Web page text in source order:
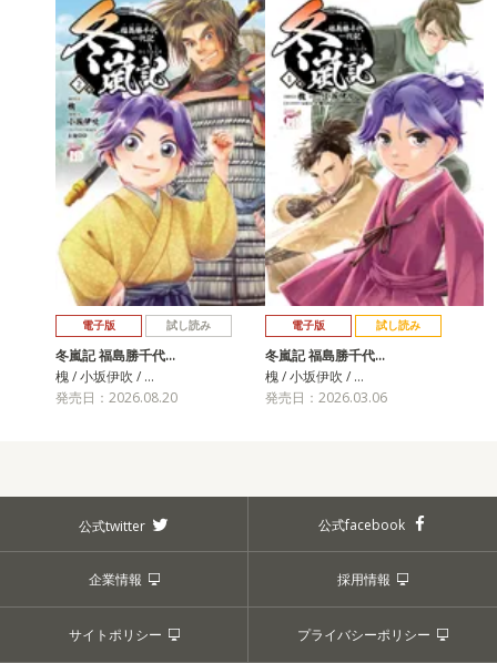
電子版 試し読み
冬嵐記 福島勝千代…
槐 / 小坂伊吹 / …
発売日：2026.08.20
電子版 試し読み
冬嵐記 福島勝千代…
槐 / 小坂伊吹 / …
発売日：2026.03.06
公式twitter 公式facebook
企業情報 採用情報
サイトポリシー プライバシーポリシー